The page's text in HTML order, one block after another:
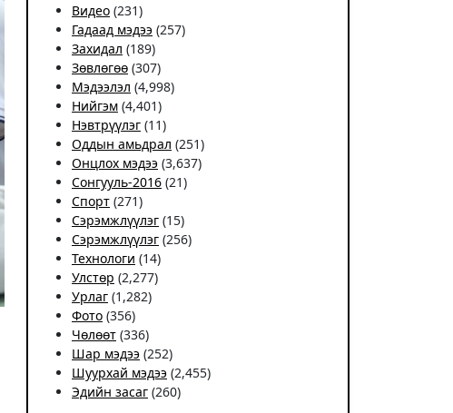
Видео (231)
Гадаад мэдээ (257)
Захидал (189)
Зөвлөгөө (307)
Мэдээлэл (4,998)
Нийгэм (4,401)
Нэвтрүүлэг (11)
Оддын амьдрал (251)
Онцлох мэдээ (3,637)
Сонгууль-2016 (21)
Спорт (271)
Сэрэмжлүүлэг (15)
Сэрэмжлүүлэг (256)
Технологи (14)
Улстөр (2,277)
Урлаг (1,282)
Фото (356)
Чѳлѳѳт (336)
Шар мэдээ (252)
Шуурхай мэдээ (2,455)
Эдийн засаг (260)